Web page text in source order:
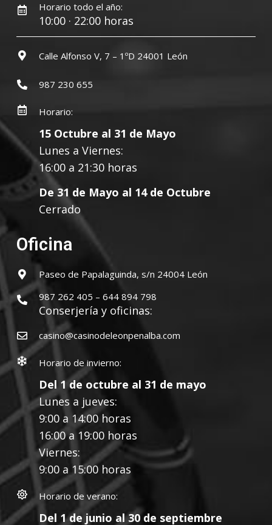
Horario todo el año:
10:00 · 22:00 horas
Calle Alfonso V, 7 – 1ºD 24001 León
987 230 655
Horario:
15 Octubre al 31 de Mayo
Lunes a Viernes:
16:00 a 21:30 horas
De 31 de Mayo al 14 de Octubre
Cerrado
Oficina
Paseo de Papalaguinda, s/n 24004 León
987 262 405 – 644 894 798
Conserjería y oficinas:
casino@casinodeleonpenalba.com
Horario de invierno:
Del 1 de octubre al 31 de mayo
Lunes a jueves:
9:00 a 14:00 horas
16:00 a 19:00 horas
Viernes:
9:00 a 15:00 horas
Horario de verano:
Del 1 de junio al 30 de septiembre